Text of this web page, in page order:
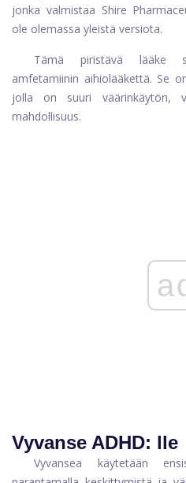
jonka valmistaa Shire
ole olemassa yleistä versiota.
Tämä piristävä lääke
amfetamiinin aihiolääkettä. Se
jolla on suuri väärinkäytön,
mahdollisuus.
Vyvanse ADHD: lle
Vyvansea käytetään